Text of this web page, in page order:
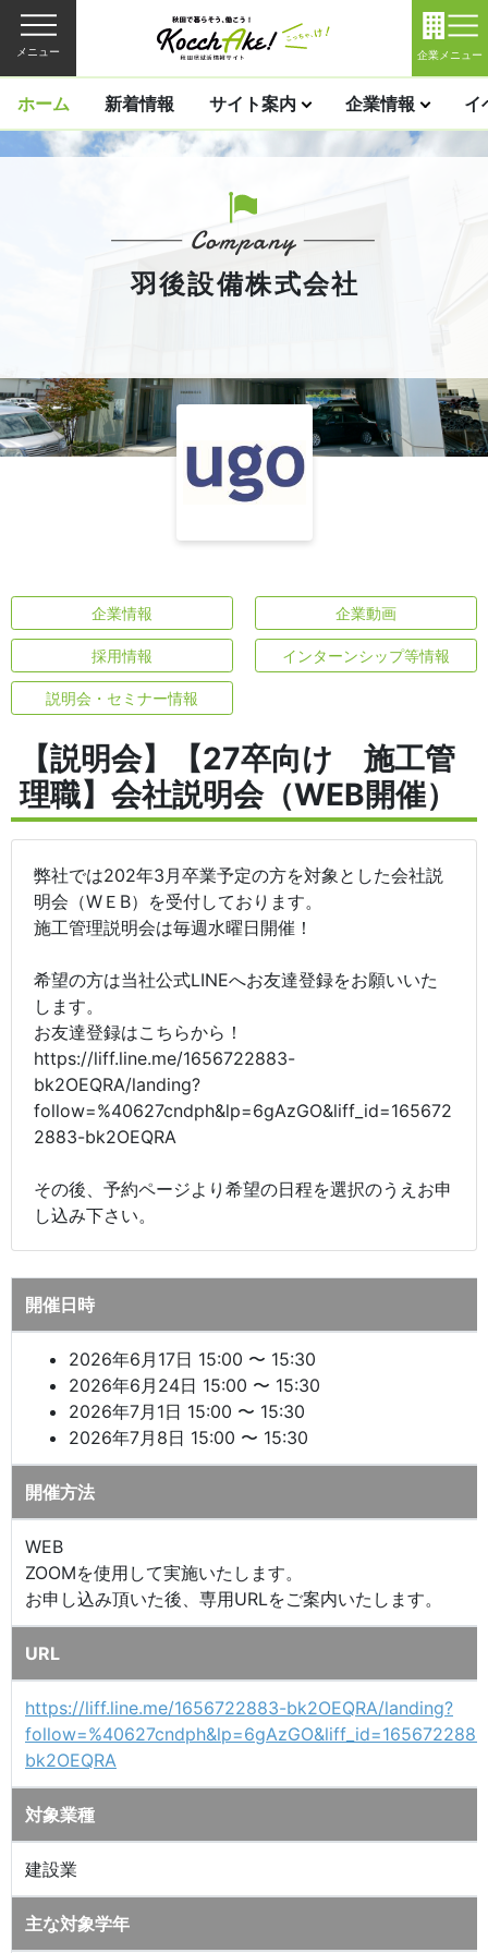
メニュー 企業メニュー
ホーム 新着情報 サイト案内 企業情報 イ
羽後設備株式会社
企業情報 企業動画
採用情報 インターンシップ等情報
説明会・セミナー情報
【説明会】【27卒向け 施工管
理職】会社説明会（WEB開催）
弊社では202年3月卒業予定の方を対象とした会社説
明会（WＥB）を受付しております。
施工管理説明会は毎週水曜日開催！
希望の方は当社公式LINEへお友達登録をお願いいた
します。
お友達登録はこちらから！
https://liff.line.me/1656722883-
bk2OEQRA/landing?
follow=%40627cndph&lp=6gAzGO&liff_id=165672
2883-bk2OEQRA
その後、予約ページより希望の日程を選択のうえお申
し込み下さい。
開催日時
2026年6月17日 15:00 〜 15:30
2026年6月24日 15:00 〜 15:30
2026年7月1日 15:00 〜 15:30
2026年7月8日 15:00 〜 15:30
開催方法
WEB
ZOOMを使用して実施いたします。
お申し込み頂いた後、専用URLをご案内いたします。
URL
https://liff.line.me/1656722883-bk2OEQRA/landing?
bk2OEQRA
対象業種
建設業
主な対象学年